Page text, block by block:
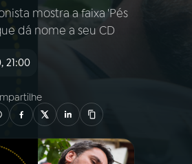
AO VIVO
mostra a faixa 'Pés
dá nome a seu CD
21:00